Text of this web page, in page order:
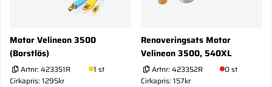
Motor Velineon 3500
(Borstlös)
Artnr: 423351R
1 st
Cirkapris: 1295kr
Renoveringsats Motor
Velineon 3500, 540XL
Artnr: 423352R
0 st
Cirkapris: 157kr